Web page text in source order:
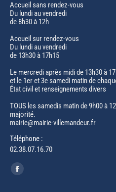
Accueil sans rendez-vous
Du lundi au vendredi
de 8h30 à 12h
Accueil sur rendez-vous
Du lundi au vendredi
de 13h30 à 17h15
Le mercredi après midi de 13h30 à
et le 1er et 3e samedi matin de
État civil et renseignements divers
TOUS les samedis matin de 9h00 à
majorité.
mairie@mairie-villemandeur.fr
Téléphone :
02.38.07.16.70
Trouvez nous sur :
Facebook